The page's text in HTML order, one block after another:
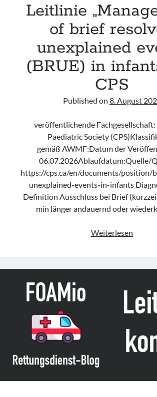
Leitlinie
of brief
unexplained
(BRUE) in
CPS
Published on 8. August
veröffentlichende Fachgesellschaft:
Paediatric Society
gemäß AWMF:Datum der
06.07.2026Ablaufdatum:Quelle/
https://cps.ca/en/documents/position/
unexplained-events-in-infants
Definition Ausschluss bei Brief
min länger andauernd oder
Weiterlesen
brief
events
der